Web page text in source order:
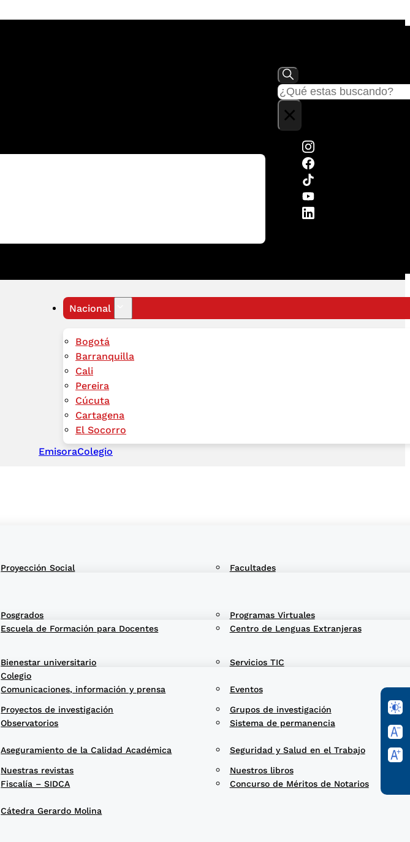
Buscar
×
Nacional
Bogotá
Barranquilla
Cali
Pereira
Cúcuta
Cartagena
El Socorro
EmisoraColegio
Proyección Social Facultades
Escuela de Formación para Docentes Centro de Lenguas Extranjeras
Comunicaciones, información y prensa Eventos
Aseguramiento de la Calidad Académica Seguridad y Salud en el Trabajo
Cátedra Gerardo Molina
Posgrados Programas Virtuales
Colegio
Bienestar universitario Servicios TIC
Observatorios Sistema de permanencia
Fiscalía – SIDCA Concurso de Méritos de Notarios
Proyectos de investigación Grupos de investigación
Nuestras revistas Nuestros libros